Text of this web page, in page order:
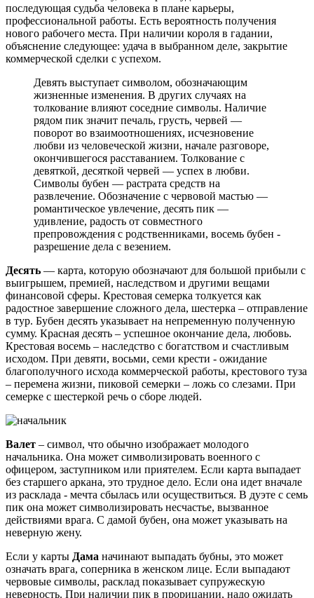
последующая судьба человека в плане карьеры,
профессиональной работы. Есть вероятность получения
нового рабочего места. При наличии короля в гадании,
объяснение следующее: удача в выбранном деле, закрытие
коммерческой сделки с успехом.
Девять выступает символом, обозначающим
жизненные изменения. В других случаях на
толкование влияют соседние символы. Наличие
рядом пик значит печаль, грусть, червей —
поворот во взаимоотношениях, исчезновение
любви из человеческой жизни, начале разговоре,
окончившегося расставанием. Толкование с
девяткой, десяткой червей — успех в любви.
Символы бубен — растрата средств на
развлечение. Обозначение с червовой мастью —
романтическое увлечение, десять пик —
удивление, радость от совместного
препровождения с родственниками, восемь бубен -
разрешение дела с везением.
Десять — карта, которую обозначают для большой прибыли с
выигрышем, премией, наследством и другими вещами
финансовой сферы. Крестовая семерка толкуется как
радостное завершение сложного дела, шестерка – отправление
в тур. Бубен десять указывает на непременную полученную
сумму. Красная десять – успешное окончание дела, любовь.
Крестовая восемь – наследство с богатством и счастливым
исходом. При девяти, восьми, семи крести - ожидание
благополучного исхода коммерческой работы, крестового туза
– перемена жизни, пиковой семерки – ложь со слезами. При
семерке с шестеркой речь о сборе людей.
Валет – символ, что обычно изображает молодого
начальника. Она может символизировать военного с
офицером, заступником или приятелем. Если карта выпадает
без старшего аркана, это трудное дело. Если она идет вначале
из расклада - мечта сбылась или осуществиться. В дуэте с семь
пик она может символизировать несчастье, вызванное
действиями врага. С дамой бубен, она может указывать на
неверную жену.
Если у карты Дама начинают выпадать бубны, это может
означать врага, соперника в женском лице. Если выпадают
червовые символы, расклад показывает супружескую
неверность. При наличии пик в прорицании, надо ожидать